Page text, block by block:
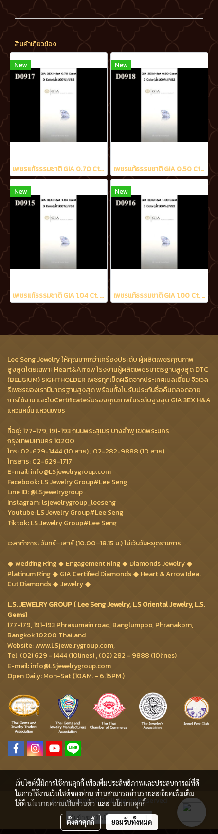
สินค้าเกี่ยวข้อง
New
เพชรแท้ธรรมชาติ GIA 0.70 Ct. D/VS2
New
เพชรแท้ธรรมชาติ GIA 0.50 Ct. D/VS2
New
เพชรแท้ธรรมชาติ GIA 1.04 Ct. D/VS2
New
เพชรแท้ธรรมชาติ GIA 1.00 Ct. D/VS2
Lee Seng Jewelry ให้คุณมากกว่าเครื่องประดับ ผู้ผลิตเพชรคุณภาพ
สูงสุดโดยเฉพาะ Heart&Arrow โรงงานผู้ผลิตเพชรมาตรฐานสูงสุด DTC
(BELGIUM) SIGHTHOLDER เพชรทุกเม็ดผลิตจากประเทศเบลเยี่ยม จิวเวล
รีเพชรของเรามีมาตรฐานสูงสุด พร้อมทั้งใบรับประกันซื้อคืนตลอดอายุ
การใช้งาน และใบCertificateรับรองคุณภาพในระดับสูงสุด GIA 3EX H&A
แหวนหมั้น แหวนเพชร
ที่อยู่: 177-179, 191-193 ถนนพระสุเมรุ บางลำพู เขตพระนคร
กรุงเทพมหานคร 10200
โทร: 02-629-1444 (10 สาย) , 02-282-9888 (10 สาย)
โทรสาร: 02-629-1717
E-mail: info@LSjewelrygroup.com
Facebook: LS Jewelry Group#Lee Seng
Line ID: @LSjewelrygroup
Instagram: lsjewelrygroup_leeseng
Youtube: LS Jewelry Group#Lee Seng
Tiktok: LS Jewelry Group#Lee Seng
เวลาทำการ: จันทร์–เสาร์ (10.00–18.15 น.) ไม่เว้นวันหยุดราชการ
Wedding Ring
Engagement Ring
Diamonds Jewelry
Platinum Ring
GIA Certified Diamonds
Heart & Arrow Ideal
Cut Diamonds
Jewelry
L.S. JEWELRY GROUP ( Lee Seng Jewelry, L.S Oriental Jewelry, L.S.
Gems)
177-179, 191-193 Phrasumain road, Banglumpoo, Phranakorn,
Bangkok 10200 Thailand
Website: www.LSjewelrygroup.com,
Tel. (02) 629 - 1444 (10lines) , (02) 282 - 9888 (10lines)
E-mail: info@LSjewelrygroup.com
Open Daily: Mon-Sat (10AM. - 6.15PM.)
© Copyright 2015 All Rights Reserved
ผู้เข้าชมวันนี้ 1
เว็บไซต์นี้มีการใช้งานคุกกี้ เพื่อเพิ่มประสิทธิภาพและประสบการณ์ที่ดี
ในการใช้งานเว็บไซต์ของท่าน ท่านสามารถอ่านรายละเอียดเพิ่มเติม
ได้ที่นโยบายความเป็นส่วนตัว และ นโยบายคุกกี้
ตั้งค่าคุกกี้ ยอมรับทั้งหมด